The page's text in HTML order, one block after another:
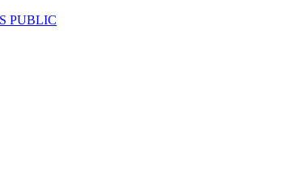
PUBLIC